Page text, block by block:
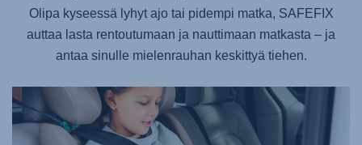
Olipa kyseessä lyhyt ajo tai pidempi matka, SAFEFIX
auttaa lasta rentoutumaan ja nauttimaan matkasta – ja
antaa sinulle mielenrauhan keskittyä tiehen.